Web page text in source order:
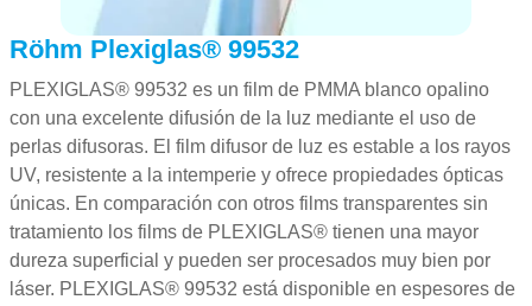
Röhm Plexiglas® 99532
PLEXIGLAS® 99532 es un film de PMMA blanco opalino
con una excelente difusión de la luz mediante el uso de
perlas difusoras. El film difusor de luz es estable a los rayos
UV, resistente a la intemperie y ofrece propiedades ópticas
únicas. En comparación con otros films transparentes sin
tratamiento los films de PLEXIGLAS® tienen una mayor
dureza superficial y pueden ser procesados muy bien por
láser. PLEXIGLAS® 99532 está disponible en espesores de